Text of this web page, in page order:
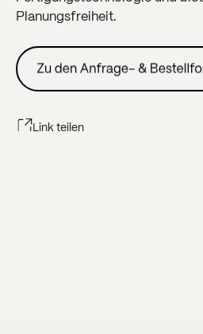
Planungsfreiheit.
Link teilen